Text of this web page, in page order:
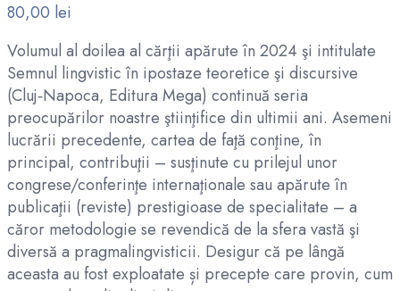
80,00 lei
Volumul al doilea al cărţii apărute în 2024 şi intitulate
Semnul lingvistic în ipostaze teoretice şi discursive
(Cluj‑Napoca, Editura Mega) continuă seria
preocupărilor noastre ştiinţifice din ultimii ani. Asemeni
lucrării precedente, cartea de faţă conţine, în
principal, contribuţii – susţinute cu prilejul unor
congrese/conferinţe internaţionale sau apărute în
publicaţii (reviste) prestigioase de specialitate – a
căror metodologie se revendică de la sfera vastă şi
diversă a pragmalingvisticii. Desigur că pe lângă
aceasta au fost exploatate și precepte care provin, cum